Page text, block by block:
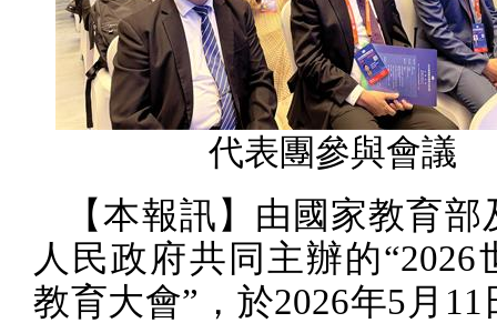
代表團參與會議
【本報訊】由國家教育
人民政府共同主辦的“2026
教育大會”，於2026年5 月 11